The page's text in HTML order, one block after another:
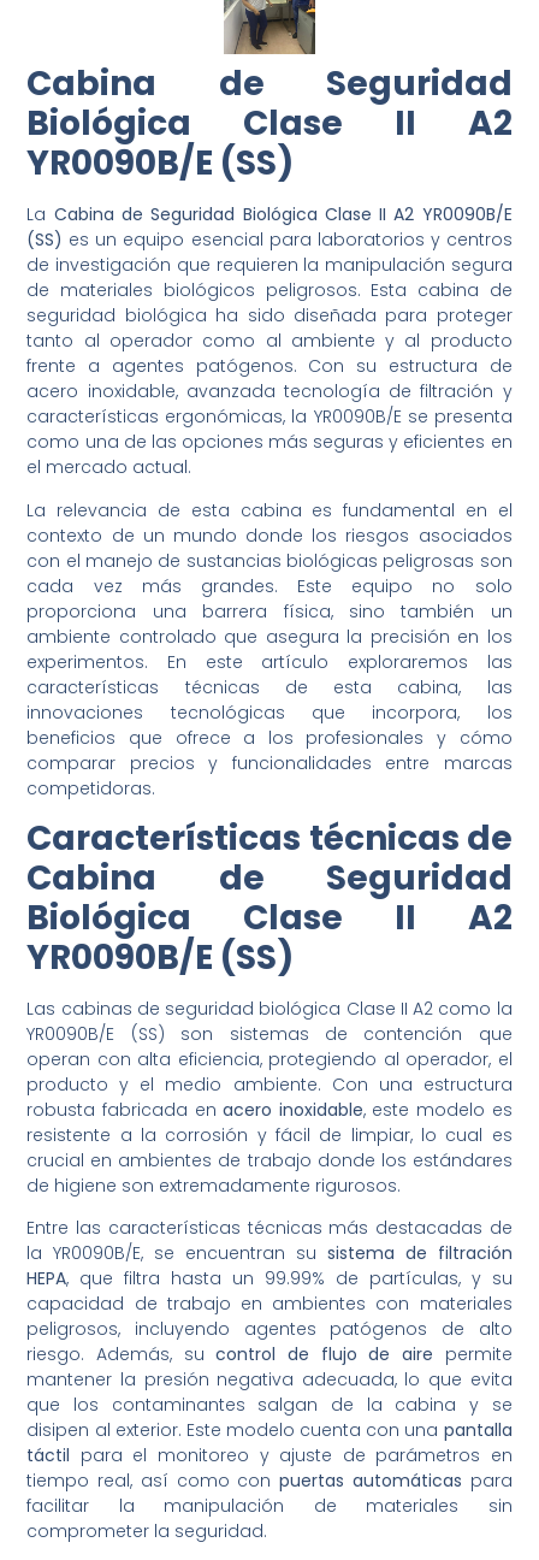
Cabina de Seguridad
Biológica Clase II A2
YR0090B/E (SS)
La Cabina de Seguridad Biológica Clase II A2 YR0090B/E
(SS) es un equipo esencial para laboratorios y centros
de investigación que requieren la manipulación segura
de materiales biológicos peligrosos. Esta cabina de
seguridad biológica ha sido diseñada para proteger
tanto al operador como al ambiente y al producto
frente a agentes patógenos. Con su estructura de
acero inoxidable, avanzada tecnología de filtración y
características ergonómicas, la YR0090B/E se presenta
como una de las opciones más seguras y eficientes en
el mercado actual.
La relevancia de esta cabina es fundamental en el
contexto de un mundo donde los riesgos asociados
con el manejo de sustancias biológicas peligrosas son
cada vez más grandes. Este equipo no solo
proporciona una barrera física, sino también un
ambiente controlado que asegura la precisión en los
experimentos. En este artículo exploraremos las
características técnicas de esta cabina, las
innovaciones tecnológicas que incorpora, los
beneficios que ofrece a los profesionales y cómo
comparar precios y funcionalidades entre marcas
competidoras.
Características técnicas de
Cabina de Seguridad
Biológica Clase II A2
YR0090B/E (SS)
Las cabinas de seguridad biológica Clase II A2 como la
YR0090B/E (SS) son sistemas de contención que
operan con alta eficiencia, protegiendo al operador, el
producto y el medio ambiente. Con una estructura
robusta fabricada enacero inoxidable, este modelo es
resistente a la corrosión y fácil de limpiar, lo cual es
crucial en ambientes de trabajo donde los estándares
de higiene son extremadamente rigurosos.
Entre las características técnicas más destacadas de
la YR0090B/E, se encuentran su sistema de filtración
HEPA, que filtra hasta un 99.99% de partículas, y su
capacidad de trabajo en ambientes con materiales
peligrosos, incluyendo agentes patógenos de alto
riesgo. Además, sucontrol de flujo de aire permite
mantener la presión negativa adecuada, lo que evita
que los contaminantes salgan de la cabina y se
disipen al exterior. Este modelo cuenta con una pantalla
táctil para el monitoreo y ajuste de parámetros en
tiempo real, así como conpuertas automáticas para
facilitar la manipulación de materiales sin
comprometer la seguridad.